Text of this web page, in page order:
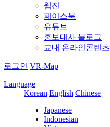
웹진
페이스북
유튜브
홍보대사 블로그
교내 온라인콘텐츠
로그인 VR-Map
Language
Korean English Chinese
Japanese
Indonesian